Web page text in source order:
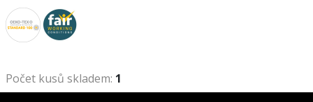
Počet kusů skladem: 1